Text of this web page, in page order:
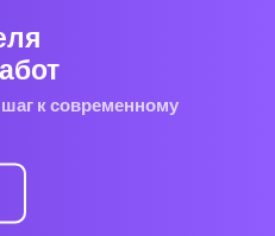
к современному